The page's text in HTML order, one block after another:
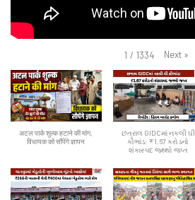
1 / 1334 Next »
अटल पार्क शुल्क हटाने की मांग,
विधायक को सौंपेंगे ज्ञापन
છત્રાલ GIDCમાં નકલી ઘી
કૌભાંડ: ₹1.67 કરોડનો
શંકાસ્પદ જથ્થો જપ્ત